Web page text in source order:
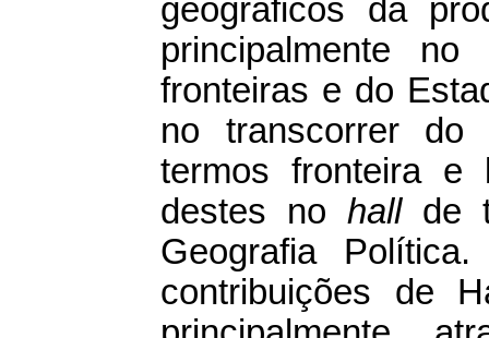
geográficos da
principalmente
fronteiras e do
no transcorrer do
termos fronteira e
destes nohallde
Geografia
contribuições de